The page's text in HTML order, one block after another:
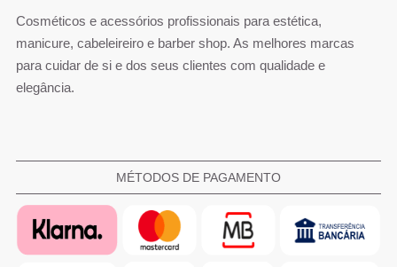
Cosméticos e acessórios profissionais para estética,
manicure, cabeleireiro e barber shop. As melhores marcas
para cuidar de si e dos seus clientes com qualidade e
elegância.
MÉTODOS DE PAGAMENTO